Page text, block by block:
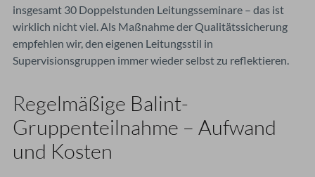
insgesamt 30 Doppelstunden Leitungsseminare – das ist
wirklich nicht viel. Als Maßnahme der Qualitätssicherung
empfehlen wir, den eigenen Leitungsstil in
Supervisionsgruppen immer wieder selbst zu reflektieren.
Regelmäßige Balint-
Gruppenteilnahme – Aufwand
und Kosten